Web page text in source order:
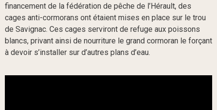
financement de la fédération de pêche de l’Hérault, des
cages anti-cormorans ont étaient mises en place sur le trou
de Savignac. Ces cages serviront de refuge aux poissons
blancs, privant ainsi de nourriture le grand cormoran le forçant
à devoir s’installer sur d’autres plans d’eau.